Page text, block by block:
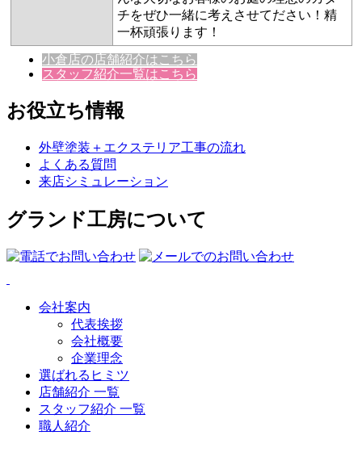
チをぜひ一緒に考えさせてださい！精
一杯頑張ります！
小倉店の店舗紹介はこちら
スタッフ紹介一覧はこちら
お役立ち情報
外壁塗装＋エクステリア工事の流れ
よくある質問
来店シミュレーション
グランド工房について
会社案内
代表挨拶
会社概要
企業理念
選ばれるヒミツ
店舗紹介 一覧
スタッフ紹介 一覧
職人紹介